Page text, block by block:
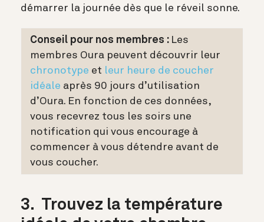
démarrer la journée dès que le réveil sonne.
Conseil pour nos membres : Les
membres Oura peuvent découvrir leur
chronotype et leur heure de coucher
idéale après 90 jours d’utilisation
d’Oura. En fonction de ces données,
vous recevrez tous les soirs une
notification qui vous encourage à
commencer à vous détendre avant de
vous coucher.
3. Trouvez la température